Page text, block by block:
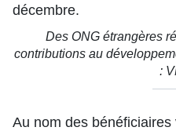
décembre.
Des ONG étrangères
contributions au
:
Au nom des